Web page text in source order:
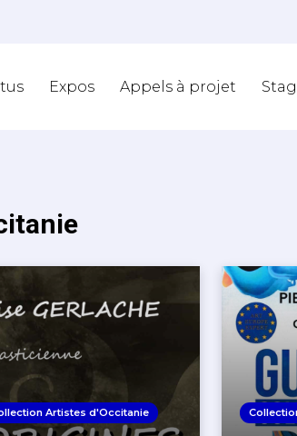
Expos Appels à projet
Artistes d'Occitanie